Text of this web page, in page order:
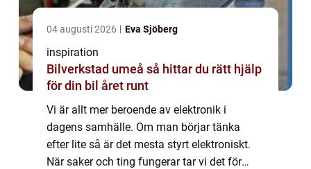
04 augusti 2026 Eva Sjöberg
inspiration
Bilverkstad umeå så hittar du rätt hjälp
för din bil året runt
Vi är allt mer beroende av elektronik i
dagens samhälle. Om man börjar tänka
efter lite så är det mesta styrt elektroniskt.
När saker och ting fungerar tar vi det för